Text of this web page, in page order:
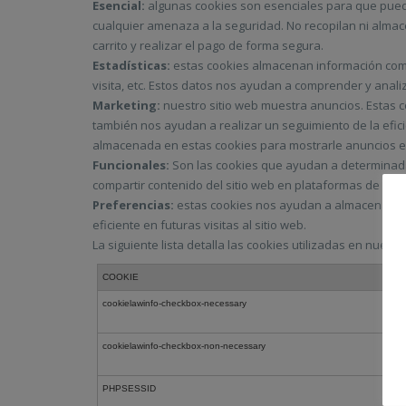
Esencial: algunas cookies son esenciales para que
cualquier amenaza a la seguridad. No recopilan ni
carrito y realizar el pago de forma segura.
Estadísticas: estas cookies almacenan información
visita, etc. Estos datos nos ayudan a comprender y
Marketing: nuestro sitio web muestra anuncios. Estas
también nos ayudan a realizar un seguimiento de la
almacenada en estas cookies para mostrarle anuncios
Funcionales: Son las cookies que ayudan a
compartir contenido del sitio web en plataformas de
Preferencias: estas cookies nos ayudan a almacenar
eficiente en futuras visitas al sitio web.
La siguiente lista detalla las cookies utilizadas en
COOKIE
cookielawinfo-checkbox-necessary
cookielawinfo-checkbox-non-necessary
PHPSESSID